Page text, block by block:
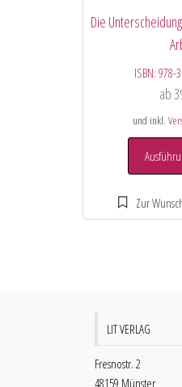
Die
ISBN: 978-
ab
und inkl.
LIT VERLAG
Fresnostr. 2
48159 Münster